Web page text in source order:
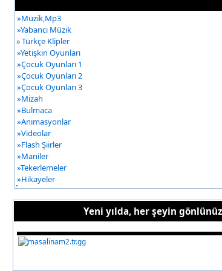
»Müzik,Mp3
»Yabancı Müzik
»Türkçe Klipler
»Yetişkin Oyunları
»Çocuk Oyunları 1
»Çocuk Oyunları 2
»Çocuk Oyunları 3
»Mizah
»Bulmaca
»Animasyonlar
»Videolar
»Flash Şiirler
»Maniler
»Tekerlemeler
»Hikayeler
Yeni yılda, her şeyin